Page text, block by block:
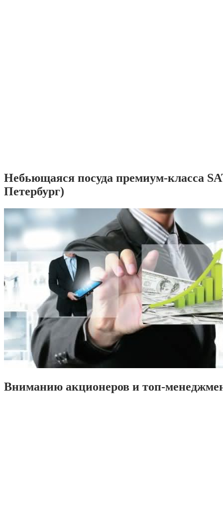
Небьющаяся посуда премиум-класса
Петербург)
Вниманию акционеров и топ-